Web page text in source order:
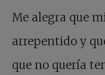
Me alegra que
arrepentido y
que no quería